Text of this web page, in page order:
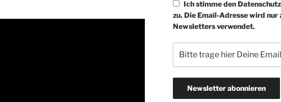
Ich stimme den
zu. Die Email-Adresse wird nur
Newsletters verwendet.